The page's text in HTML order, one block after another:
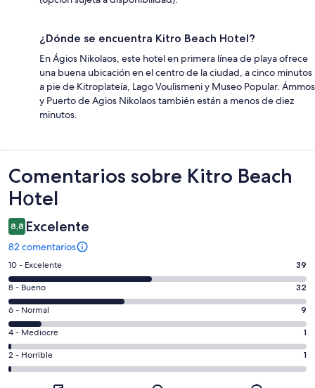
¿Dónde se encuentra Kitro Beach Hοtel?
En Ágios Nikolaos, este hotel en primera línea de playa ofrece
una buena ubicación en el centro de la ciudad, a cinco minutos
a pie de Kitroplateía, Lago Voulismeni y Museo Popular. Ámmos
y Puerto de Agios Nikolaos también están a menos de diez
minutos.
Comentarios
Comentarios sobre Kitro Beach
Hοtel
8,8 Excelente
82 comentarios
39
comentarios
de
un
total
de
82
con
10 - Excelente 39
32
comentarios
de
un
total
de
8 - Bueno 32
9
comentarios
de
un
total
6 - Normal 9
1
comentarios
de
4 - Mediocre 1
1
comentarios
2 - Horrible 1